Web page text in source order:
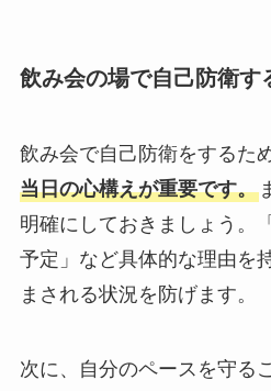
飲み会の場で自己防衛す
飲み会で自己防衛をするた
当日の心構えが重要です。
明確にしておきましょう。
予定」など具体的な理由を
まされる状況を防げます。
次に、自分のペースを守る